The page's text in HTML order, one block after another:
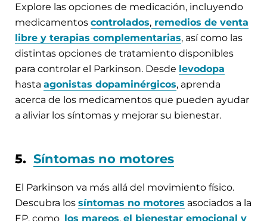
Explore las opciones de medicación, incluyendo
medicamentos controlados, remedios de venta
libre y terapias complementarias, así como las
distintas opciones de tratamiento disponibles
para controlar el Parkinson. Desde levodopa
hasta agonistas dopaminérgicos, aprenda
acerca de los medicamentos que pueden ayudar
a aliviar los síntomas y mejorar su bienestar.
5. Síntomas no motores
El Parkinson va más allá del movimiento físico.
Descubra los síntomas no motores asociados a la
EP, como los mareos, el bienestar emocional y